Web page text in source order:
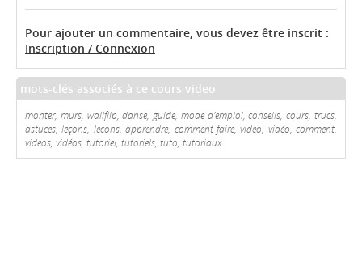
Pour ajouter un commentaire, vous devez être inscrit :
Inscription / Connexion
mots-clés associés à ce cours video
monter, murs, wallflip, danse, guide, mode d'emploi, conseils, cours, trucs,
astuces, leçons, lecons, apprendre, comment faire, video, vidéo, comment,
videos, vidéos, tutoriel, tutoriels, tuto, tutoriaux.